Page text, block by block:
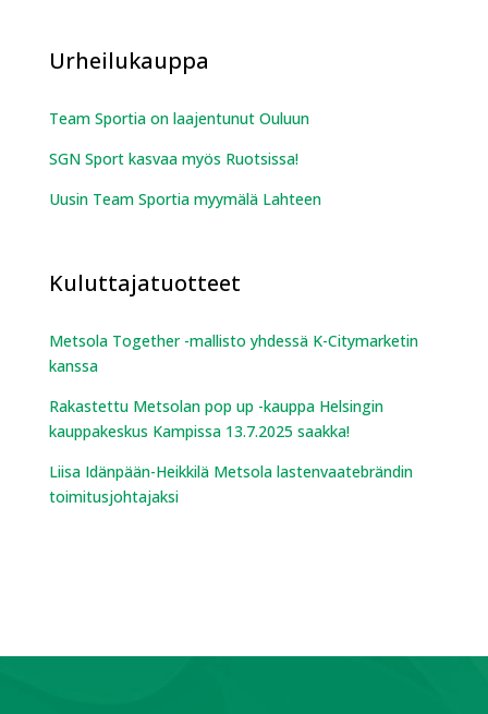
Urheilukauppa
Team Sportia on laajentunut Ouluun
SGN Sport kasvaa myös Ruotsissa!
Uusin Team Sportia myymälä Lahteen
Kuluttajatuotteet
Metsola Together -mallisto yhdessä K-Citymarketin
kanssa
Rakastettu Metsolan pop up -kauppa Helsingin
kauppakeskus Kampissa 13.7.2025 saakka!
Liisa Idänpään-Heikkilä Metsola lastenvaatebrändin
toimitusjohtajaksi